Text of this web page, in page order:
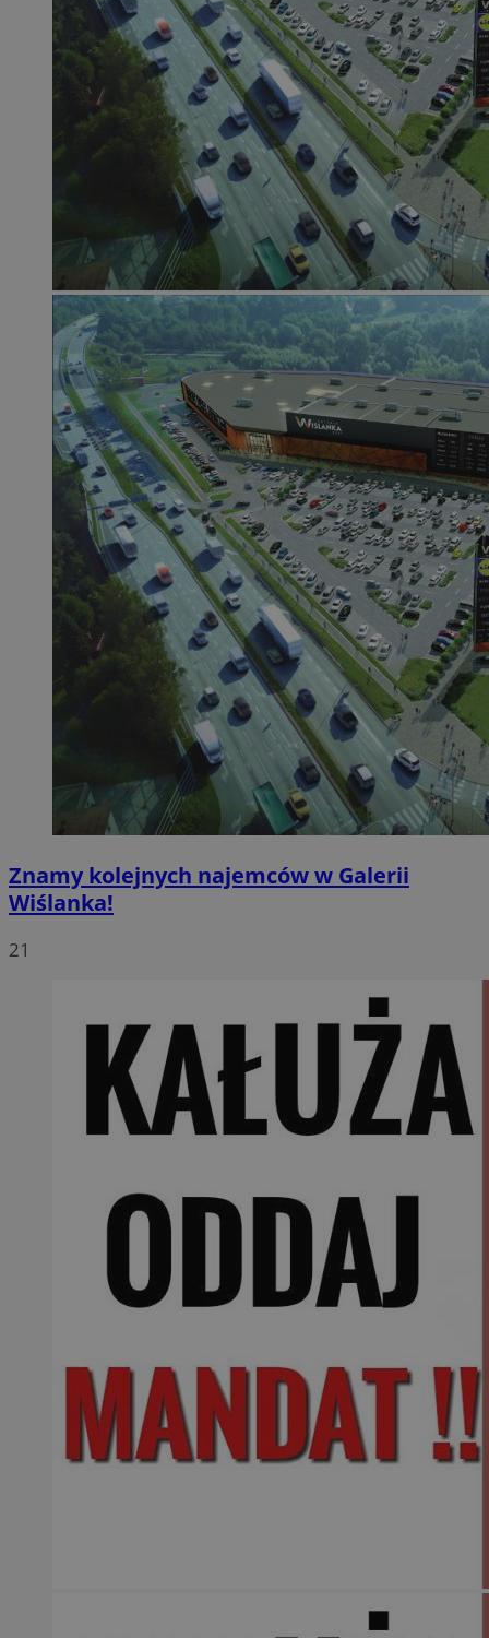
Znamy kolejnych najemców w Galerii
Wiślanka!
21